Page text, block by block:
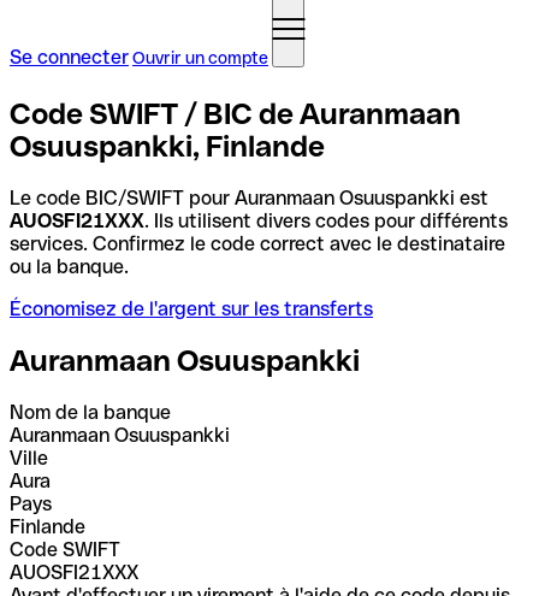
Se connecterOuvrir un compte
Code SWIFT / BIC de Auranmaan
Osuuspankki, Finlande
Le code BIC/SWIFT pour Auranmaan Osuuspankki est
AUOSFI21XXX. Ils utilisent divers codes pour différents
services. Confirmez le code correct avec le destinataire
ou la banque.
Économisez de l'argent sur les transferts
Auranmaan Osuuspankki
Nom de la banque
Auranmaan Osuuspankki
Ville
Aura
Pays
Finlande
Code SWIFT
AUOSFI21XXX